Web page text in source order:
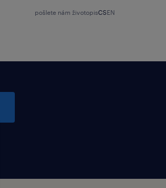
pošlete nám životopisCSEN